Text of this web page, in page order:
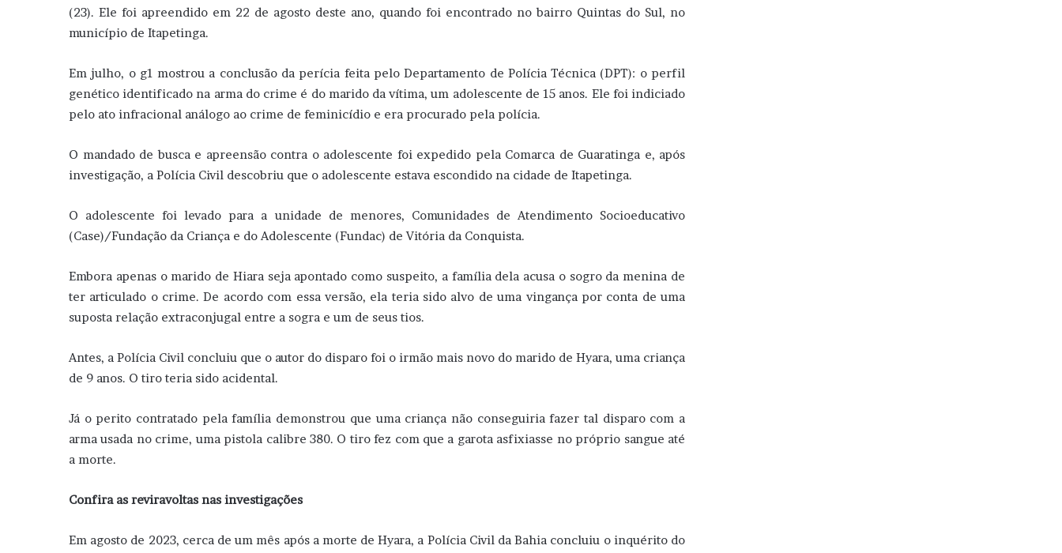
(23). Ele foi apreendido em 22 de agosto deste ano, quando foi encontrado no bairro Quintas do Sul, no
município de Itapetinga.
Em julho, o g1 mostrou a conclusão da perícia feita pelo Departamento de Polícia Técnica (DPT): o perfil
genético identificado na arma do crime é do marido da vítima, um adolescente de 15 anos. Ele foi indiciado
pelo ato infracional análogo ao crime de feminicídio e era procurado pela polícia.
O mandado de busca e apreensão contra o adolescente foi expedido pela Comarca de Guaratinga e, após
investigação, a Polícia Civil descobriu que o adolescente estava escondido na cidade de Itapetinga.
O adolescente foi levado para a unidade de menores, Comunidades de Atendimento Socioeducativo
(Case)/Fundação da Criança e do Adolescente (Fundac) de Vitória da Conquista.
Embora apenas o marido de Hiara seja apontado como suspeito, a família dela acusa o sogro da menina de
ter articulado o crime. De acordo com essa versão, ela teria sido alvo de uma vingança por conta de uma
suposta relação extraconjugal entre a sogra e um de seus tios.
Antes, a Polícia Civil concluiu que o autor do disparo foi o irmão mais novo do marido de Hyara, uma criança
de 9 anos. O tiro teria sido acidental.
Já o perito contratado pela família demonstrou que uma criança não conseguiria fazer tal disparo com a
arma usada no crime, uma pistola calibre 380. O tiro fez com que a garota asfixiasse no próprio sangue até
a morte.
Confira as reviravoltas nas investigações
Em agosto de 2023, cerca de um mês após a morte de Hyara, a Polícia Civil da Bahia concluiu o inquérito do